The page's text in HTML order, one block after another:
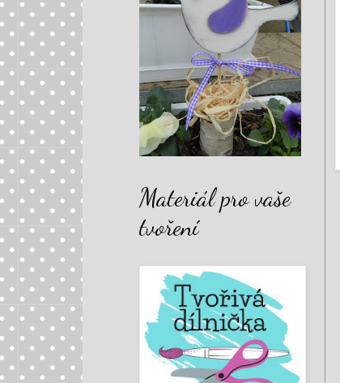
Materiál pro vaše
tvoření